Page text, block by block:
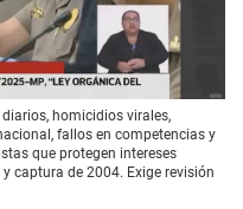
homicidios virales,
fallos en competencias y
que protegen intereses
captura de 2004. Exige revisión